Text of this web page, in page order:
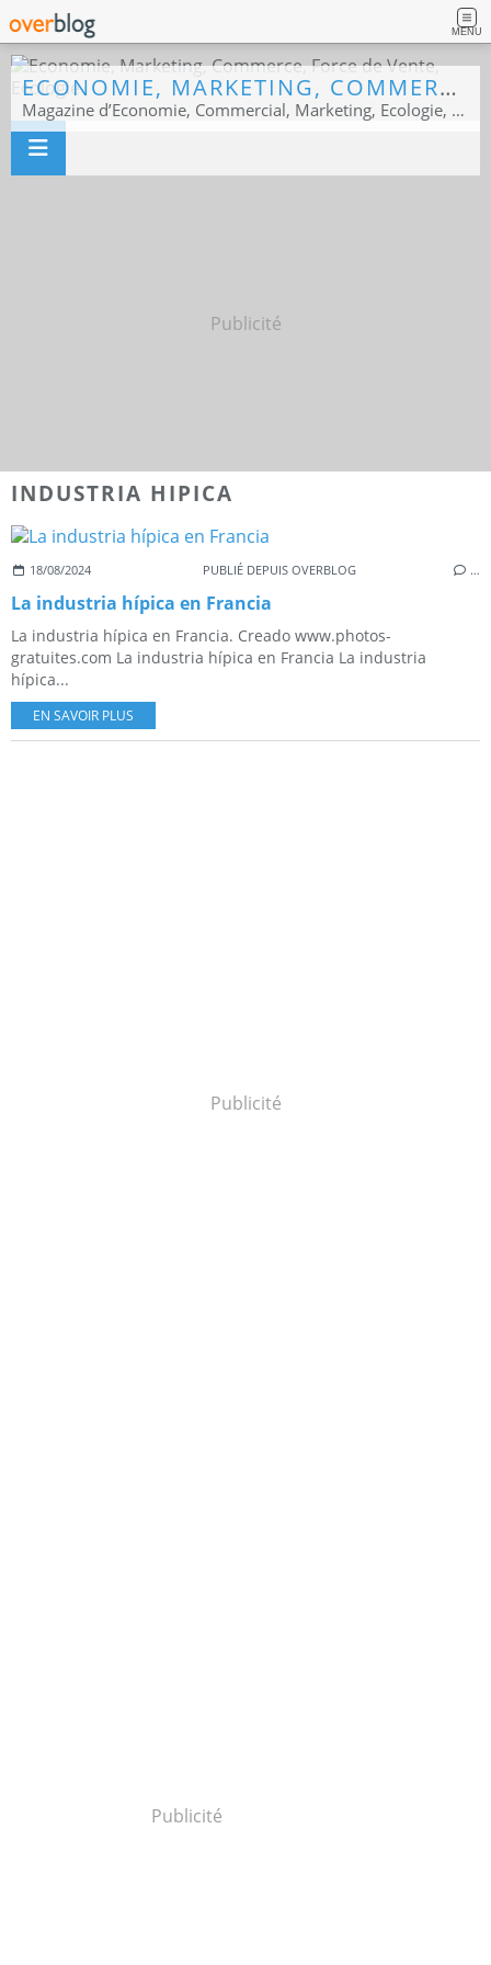
MENU
ECONOMIE, MARKETING, COMMERCE, FORCE DE VENTE, ECOLOGIE
Magazine d’Economie, Commercial, Marketing, Ecologie, Sport business
Publicité
INDUSTRIA HIPICA
18/08/2024 PUBLIÉ DEPUIS OVERBLOG …
La industria hípica en Francia
La industria hípica en Francia. Creado www.photos-
gratuites.com La industria hípica en Francia La industria
hípica...
EN SAVOIR PLUS
Publicité
Publicité